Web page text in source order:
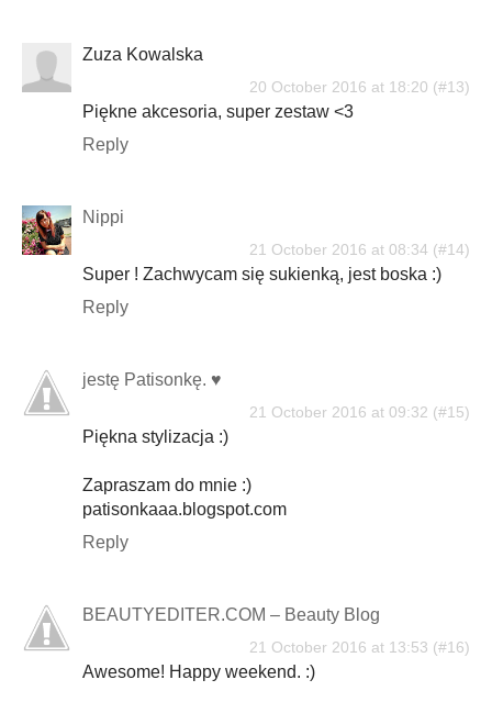
Zuza Kowalska
20 October 2016 at 18:20
Piękne akcesoria, super zestaw <3
Reply
Nippi
21 October 2016 at 08:34
Super ! Zachwycam się sukienką, jest boska :)
Reply
jestę Patisonkę. ♥
21 October 2016 at 09:32
Piękna stylizacja :)
Zapraszam do mnie :)
patisonkaaa.blogspot.com
Reply
BEAUTYEDITER.COM – Beauty Blog
21 October 2016 at 13:53
Awesome! Happy weekend. :)